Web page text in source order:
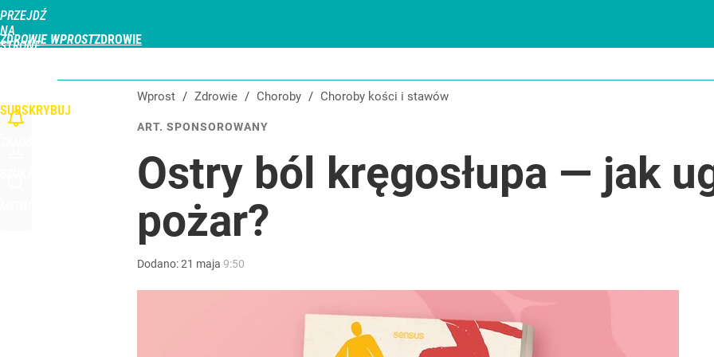
PRZEJDŹ
NA
STRONĘ
ZDROWIE WPROST
SUBSKRYBUJ
Wprost / Zdrowie / Choroby / Choroby kości i stawów
ART. SPONSOROWANY
Ostry ból kręgosłupa — jak
pożar?
Dodano:21 maja 9:50